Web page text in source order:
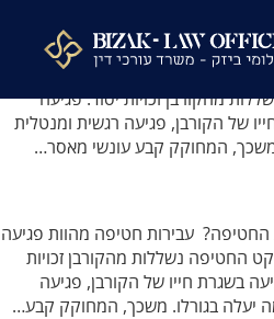
מהוות פגיעה ישירה בחירות
מהקורבן זכויות יסוד: פגיעה
של הקורבן, פגיעה רגשית ומנטלית
משכך, המחוקק קבע עונשי מאסר…
עבירות חטיפה מהוות פגיעה
החטיפה נשללות מהקורבן זכויות
בשגרת חייו של הקורבן, פגיעה
יעלה בגורלו. משכך, המחוקק קבע…